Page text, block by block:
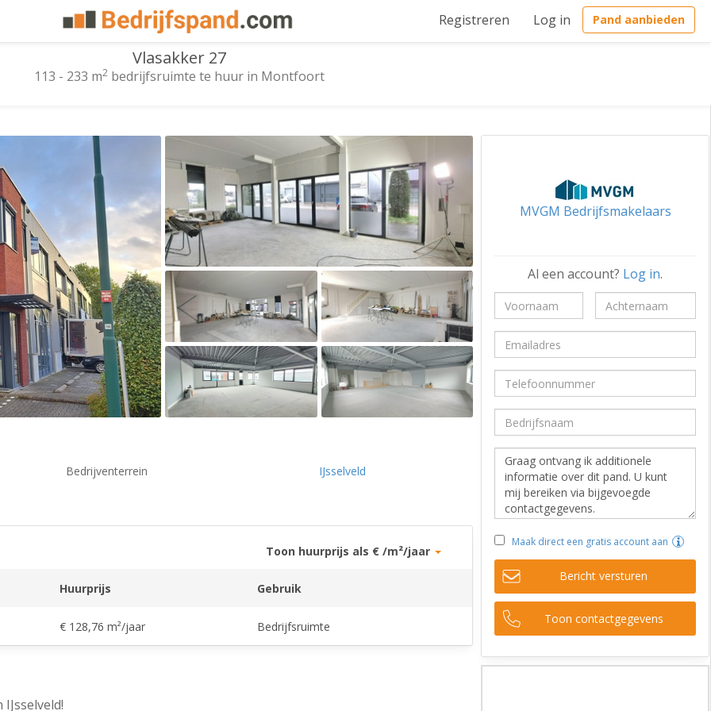
Registreren Log in Pand aanbieden
Vlasakker 27
113 - 233 m2 bedrijfsruimte te huur in Montfoort
Bedrijventerrein IJsselveld
Toon huurprijs als € /m²/jaar
Huurprijs Gebruik
€ 128,76 m²/jaar Bedrijfsruimte
MVGM Bedrijfsmakelaars
Al een account? Log in.
Maak direct een gratis account aan
Bericht versturen
Toon contactgegevens